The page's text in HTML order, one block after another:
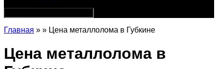
Главная » » Цена металлолома в Губкине
Цена металлолома в